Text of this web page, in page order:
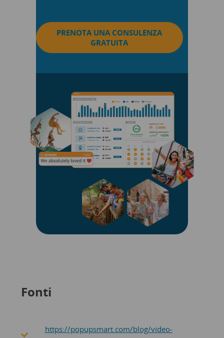
PRENOTA UNA CONSULENZA
GRATUITA
Fonti
https://popupsmart.com/blog/video-